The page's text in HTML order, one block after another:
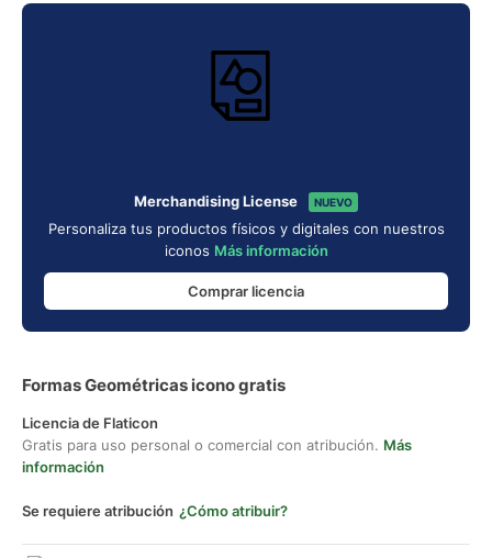
Merchandising License NUEVO
Personaliza tus productos físicos y digitales con nuestros
iconos Más información
Comprar licencia
Formas Geométricas icono gratis
Licencia de Flaticon
Gratis para uso personal o comercial con atribución. Más
información
Se requiere atribución ¿Cómo atribuir?